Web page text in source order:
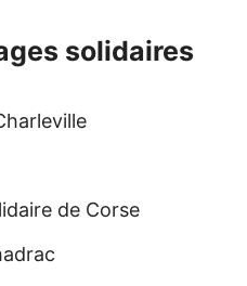
solidaires
de Corse